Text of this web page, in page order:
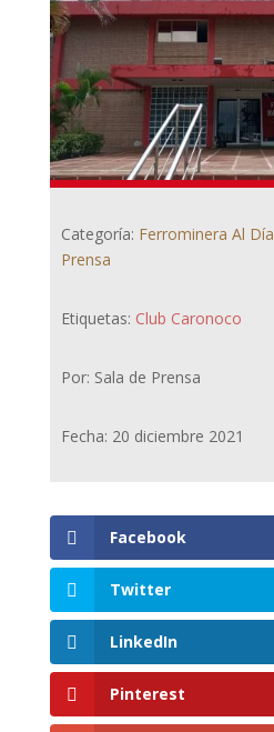
Categoría: Ferrominera Al Día
Prensa
Etiquetas: Club Caronoco
Por: Sala de Prensa
Fecha: 20 diciembre 2021
Facebook
Twitter
LinkedIn
Pinterest